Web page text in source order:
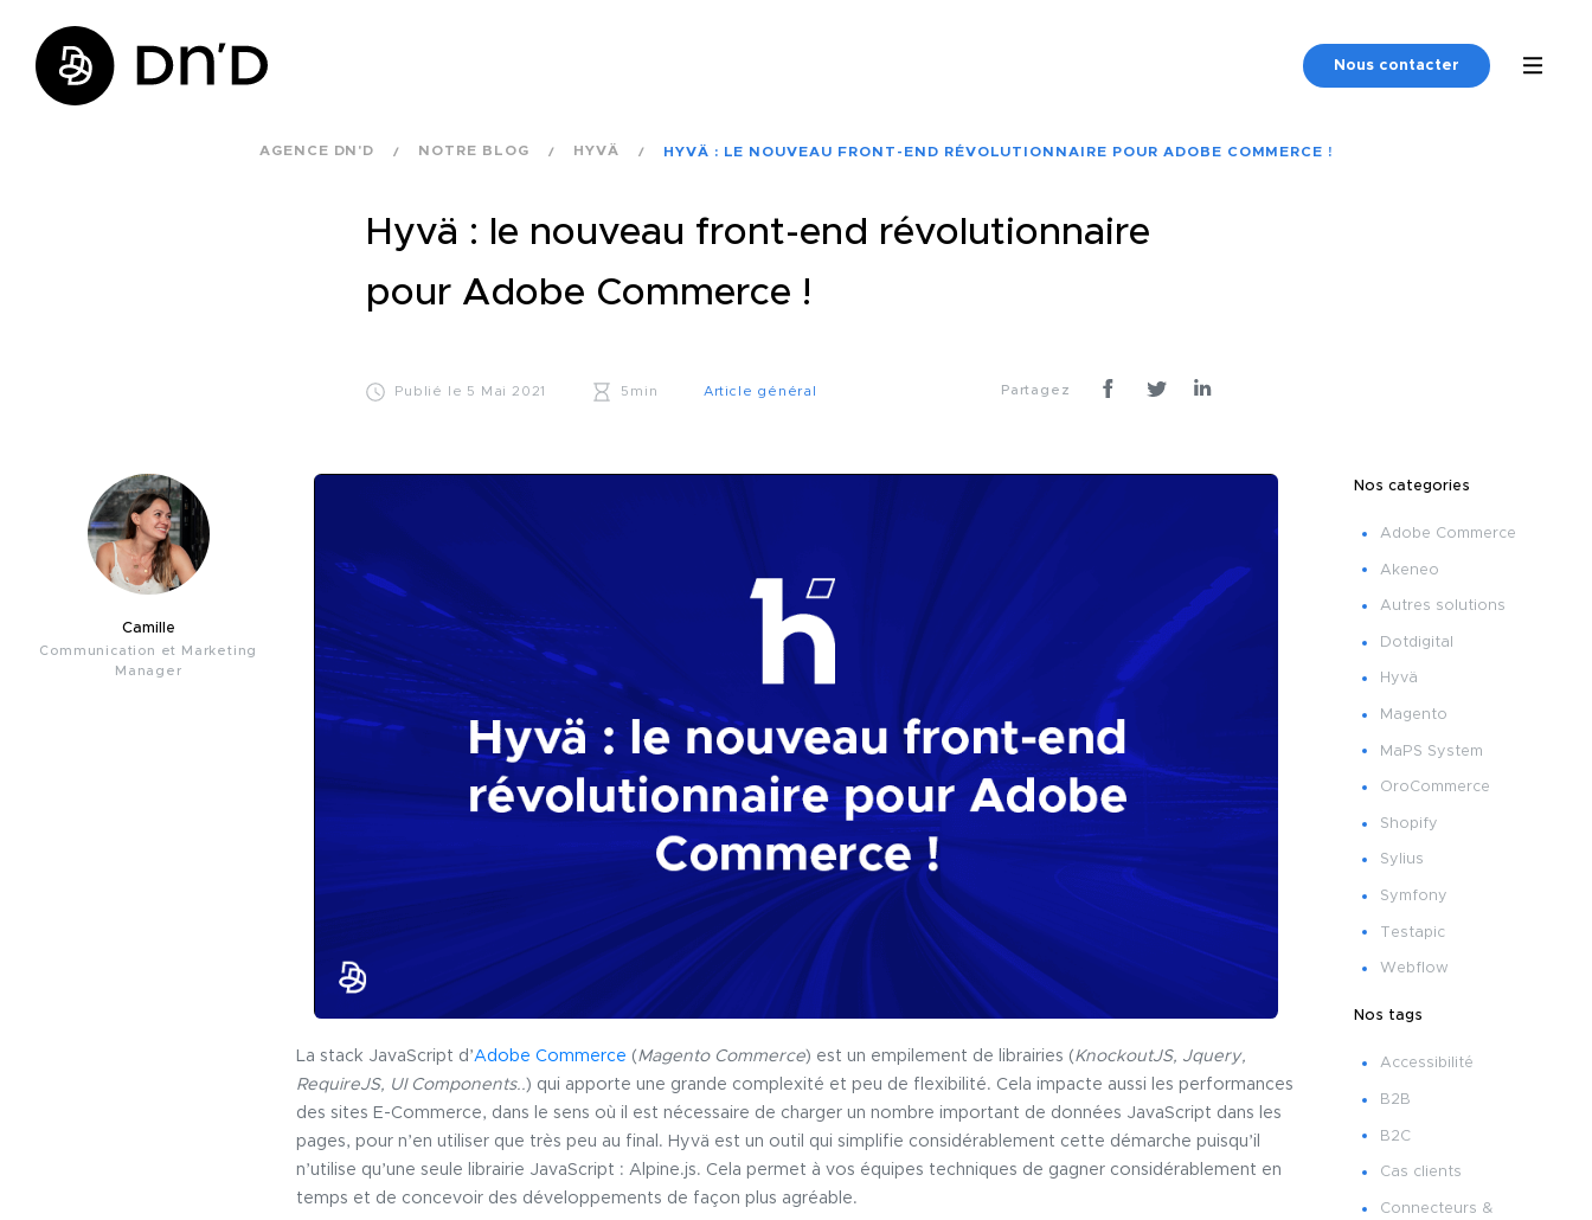
Nous contacter
AGENCE DN'D NOTRE BLOG HYVÄ HYVÄ : LE NOUVEAU FRONT-END RÉVOLUTIONNAIRE POUR ADOBE COMMERCE !
Hyvä : le nouveau front-end révolutionnaire
pour Adobe Commerce !
Publié le 5 Mai 2021 5min Article général Partagez
Camille
Communication et Marketing
Manager
La stack JavaScript d’Adobe Commerce (Magento Commerce) est un empilement de librairies (KnockoutJS, Jquery,
RequireJS, UI Components..) qui apporte une grande complexité et peu de flexibilité. Cela impacte aussi les performances
des sites E-Commerce, dans le sens où il est nécessaire de charger un nombre important de données JavaScript dans les
pages, pour n’en utiliser que très peu au final. Hyvä est un outil qui simplifie considérablement cette démarche puisqu’il
n’utilise qu’une seule librairie JavaScript : Alpine.js. Cela permet à vos équipes techniques de gagner considérablement en
temps et de concevoir des développements de façon plus agréable.
Nos categories
Adobe Commerce
Akeneo
Autres solutions
Dotdigital
Hyvä
Magento
MaPS System
OroCommerce
Shopify
Sylius
Symfony
Testapic
Webflow
Nos tags
Accessibilité
B2B
B2C
Cas clients
Connecteurs &